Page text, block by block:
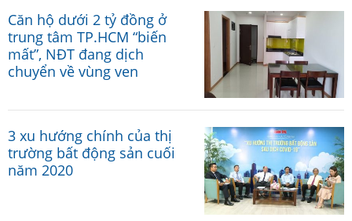
Căn hộ dưới 2 tỷ đồng ở
trung tâm TP.HCM “biến
mất”, NĐT đang dịch
chuyển về vùng ven
3 xu hướng chính của thị
trường bất động sản cuối
năm 2020